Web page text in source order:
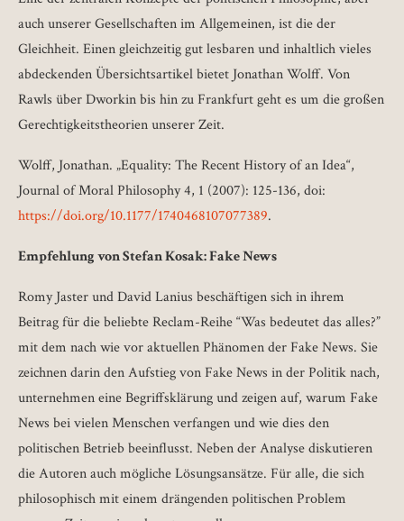
auch unserer Gesellschaften im Allgemeinen, ist die der
Gleichheit. Einen gleichzeitig gut lesbaren und inhaltlich vieles
abdeckenden Übersichtsartikel bietet Jonathan Wolff. Von
Rawls über Dworkin bis hin zu Frankfurt geht es um die großen
Gerechtigkeitstheorien unserer Zeit.
Wolff, Jonathan. „Equality: The Recent History of an Idea“,
Journal of Moral Philosophy 4, 1 (2007): 125-136, doi:
https://doi.org/10.1177/1740468107077389.
Empfehlung von Stefan Kosak: Fake News
Romy Jaster und David Lanius beschäftigen sich in ihrem
Beitrag für die beliebte Reclam-Reihe “Was bedeutet das alles?”
mit dem nach wie vor aktuellen Phänomen der Fake News. Sie
zeichnen darin den Aufstieg von Fake News in der Politik nach,
unternehmen eine Begriffsklärung und zeigen auf, warum Fake
News bei vielen Menschen verfangen und wie dies den
politischen Betrieb beeinflusst. Neben der Analyse diskutieren
die Autoren auch mögliche Lösungsansätze. Für alle, die sich
philosophisch mit einem drängenden politischen Problem